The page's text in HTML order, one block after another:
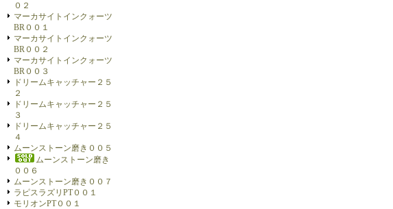
０２
マーカサイトインクォーツ
BR００１
マーカサイトインクォーツ
BR００２
マーカサイトインクォーツ
BR００３
ドリームキャッチャー２５
２
ドリームキャッチャー２５
３
ドリームキャッチャー２５
４
ムーンストーン磨き００５
ムーンストーン磨き
００６
ムーンストーン磨き００７
ラピスラズリPT００１
モリオンPT００１